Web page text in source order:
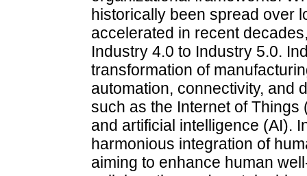
historically been spread over
accelerated in recent
Industry 4.0 to Industry 5.0.
transformation of
automation, connectivity, and
such as the Internet of
and artificial intelligence (AI).
harmonious integration of
aiming to enhance human